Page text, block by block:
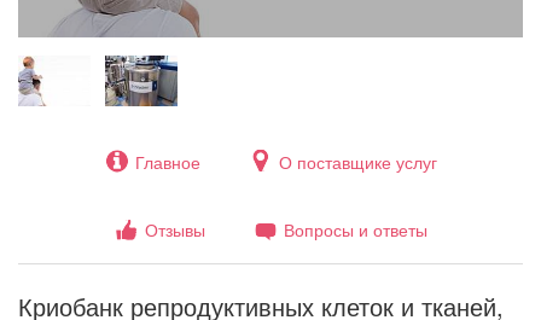
Главное О поставщике услуг
Отзывы Вопросы и ответы
Криобанк репродуктивных клеток и тканей,